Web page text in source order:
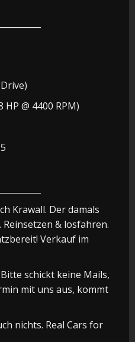
4400 RPM)
Krawall. Der damals
& losfahren.
Verkauf im
schickt keine Mails,
mit uns aus, kommt
nichts. Real Cars for